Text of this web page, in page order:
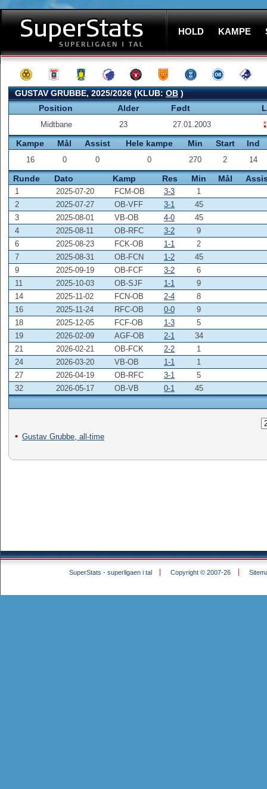
HOLD KAMPE
GUSTAV GRUBBE, 2025/2026 (KLUB:OB)
Position
Alder Født
Midtbane 23 27.01.2003
Kampe Mål Assist Hele kampe Min Start Ind
16 0 0 0 270 2 14
Runde Dato Kamp Res Min Mål
1 2025-07-20 FCM-OB 3-3
1
2
2025-07-27 OB-VFF 3-1
45
3
2025-08-01 VB-OB 4-0
45
4
2025-08-11 OB-RFC 3-2
9
6
2025-08-23 FCK-OB 1-1
2
7
2025-08-31 OB-FCN 1-2
45
9
2025-09-19 OB-FCF 3-2
6
11
2025-10-03 OB-SJF 1-1
9
14
2025-11-02 FCN-OB 2-4
8
16
2025-11-24 RFC-OB 0-0
9
18
2025-12-05 FCF-OB 1-3
5
19
2026-02-09 AGF-OB 2-1
34
21
2026-02-21 OB-FCK 2-2
1
24
2026-03-20 VB-OB 1-1
1
27
2026-04-19 OB-RFC 3-1
5
32
2026-05-17 OB-VB 0-1 45
Gustav Grubbe, all-time
SuperStats - superligaen i tal Copyright © 2007-26